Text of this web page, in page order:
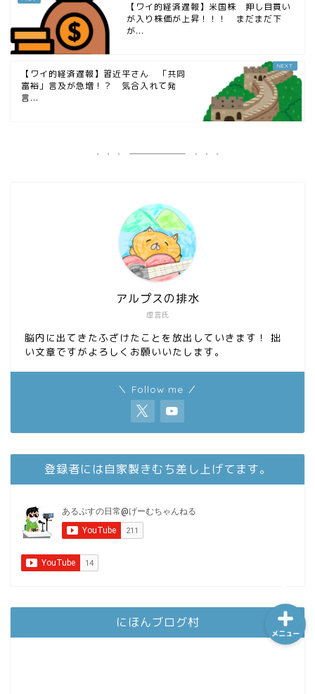
【ワイ的経済遅報】米国株 押し目買い
が入り株価が上昇！！！ まだまだ下
が...
【ワイ的経済遅報】習近平さん 「共同
富裕」言及が急増！？ 気合入れて発
言...
虚言氏
アルプスの排水
脳内に出てきたふざけたことを放出していきます！ 拙
い文章ですがよろしくお願いいたします。
＼ Follow me ／
登録者には自家製きむち差し上げてます。
にほんブログ村
メニュー
ホーム
シーケンス制御